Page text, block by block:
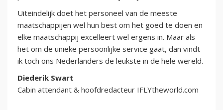
Uiteindelijk doet het personeel van de meeste
maatschappijen wel hun best om het goed te doen en
elke maatschappij excelleert wel ergens in. Maar als
het om de unieke persoonlijke service gaat, dan vindt
ik toch ons Nederlanders de leukste in de hele wereld.
Diederik Swart
Cabin attendant & hoofdredacteur IFLYtheworld.com